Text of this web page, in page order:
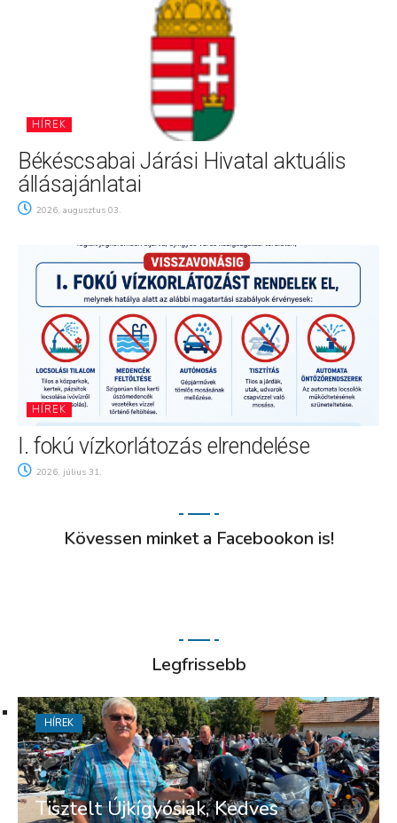
HÍREK
Békéscsabai Járási Hivatal aktuális
állásajánlatai
2026. augusztus 03.
HÍREK
I. fokú vízkorlátozás elrendelése
2026. július 31.
Kövessen minket a Facebookon is!
Legfrissebb
Tisztelt Újkígyósiak, Kedves
HÍREK